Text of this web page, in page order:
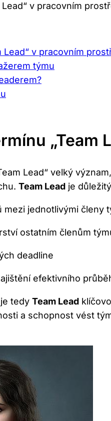
v pracovním
Lead“ v pracovním
týmu
„Team
⁢Lead“ velký
Team Lead je
mezi jednotlivými‌ členy
ostatním‍ členům
deadline
efektivního
tedy⁤ Team Lead
a schopnost vést